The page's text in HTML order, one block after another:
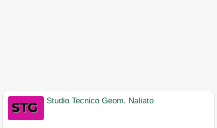
Studio Tecnico Geom. Naliato